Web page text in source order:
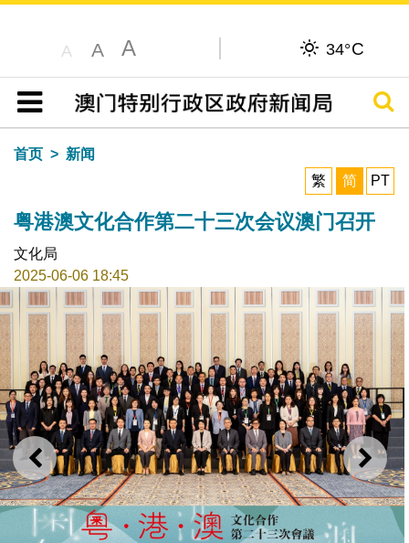
A A A 34°C
目录
搜寻
首页
新闻
繁
简 PT
粤港澳文化合作第二十三次会议澳门召开
文化局
2025-06-06 18:45
上一则 下一